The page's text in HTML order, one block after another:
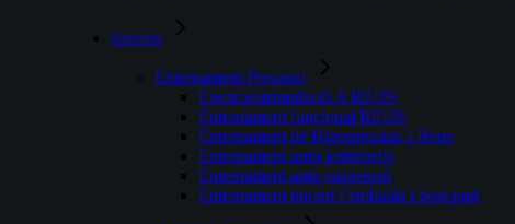
Serveis
Entrenament Personal
Electroestrimulació A REUS
Entrenament funcional REUS
Entrenament de Hipopressius a Reus
Entrenament amb kettlebells
Entrenament amb suspensió
Entrenament durant l’embaràs i post-part